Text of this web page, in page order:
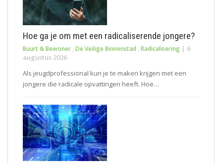
Hoe ga je om met een radicaliserende jongere?
Buurt & Bewoner , De Veilige Binnenstad , Radicalisering | 6
augustus 2026
Als jeugdprofessional kun je te maken krijgen met een
jongere die radicale opvattingen heeft. Hoe…